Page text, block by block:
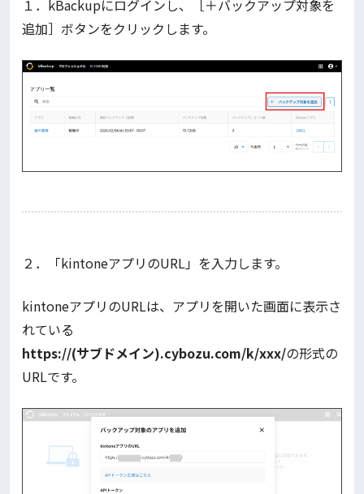
１．kBackupにログインし、［＋バックアップ対象を
追加］ボタンをクリックします。
２．「kintoneアプリのURL」を入力します。
kintoneアプリのURLは、アプリを開いた画面に表示さ
れている
https://(サブドメイン).cybozu.com/k/xxx/の形式の
URLです。